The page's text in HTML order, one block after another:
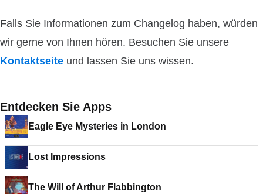
Falls Sie Informationen zum Changelog haben, würden
wir gerne von Ihnen hören. Besuchen Sie unsere
Kontaktseite und lassen Sie uns wissen.
Entdecken Sie Apps
Eagle Eye Mysteries in London
Lost Impressions
The Will of Arthur Flabbington